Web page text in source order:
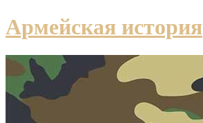
Армейская история